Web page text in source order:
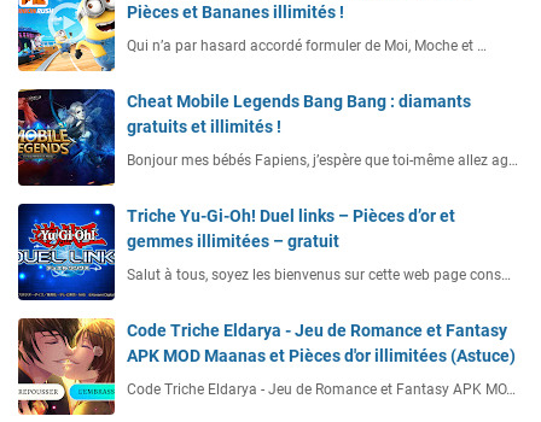
Pièces et Bananes illimités !
Qui n’a par hasard accordé formuler de Moi, Moche et …
Cheat Mobile Legends Bang Bang : diamants
gratuits et illimités !
Bonjour mes bébés Fapiens, j’espère que toi-même allez ag…
Triche Yu-Gi-Oh! Duel links – Pièces d’or et
gemmes illimitées – gratuit
Salut à tous, soyez les bienvenus sur cette web page cons…
Code Triche Eldarya - Jeu de Romance et Fantasy
APK MOD Maanas et Pièces d'or illimitées (Astuce)
Code Triche Eldarya - Jeu de Romance et Fantasy APK MO…